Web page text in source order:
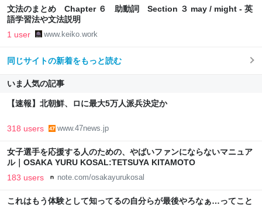
文法のまとめ Chapter ６ 助動詞 Section ３ may / might - 英
語学習法や文法説明
1 user www.keiko.work
同じサイトの新着をもっと読む
いま人気の記事
【速報】北朝鮮、ロに最大5万人派兵決定か
318 users www.47news.jp
女子選手を応援する人のための、やばいファンにならないマニュア
ル｜OSAKA YURU KOSAL:TETSUYA KITAMOTO
183 users note.com/osakayurukosal
これはもう体験として知ってるの自分らが最後やろなぁ…ってこと